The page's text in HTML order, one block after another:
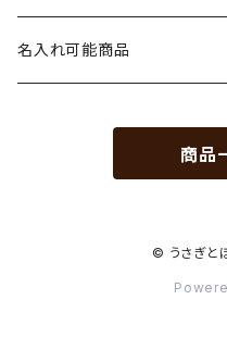
円すい形
プラスティックブリューワー
HARIO
名入れ可能商品
商品
© うさぎと